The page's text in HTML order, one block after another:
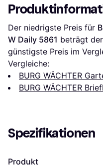
Der niedrigste Preis für
W Daily 5861 beträgt
günstigste Preis im
Vergleiche:
BURG WÄCHTER
BURG WÄCHTER
Spezifikationen
Produkt